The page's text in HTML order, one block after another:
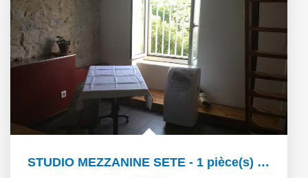
STUDIO MEZZANINE SETE - 1 pièce(s) - 19 m2